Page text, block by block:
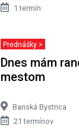
1 termín
Prednášky >
Dnes mám
mestom
Banská Bystrica
21 termínov